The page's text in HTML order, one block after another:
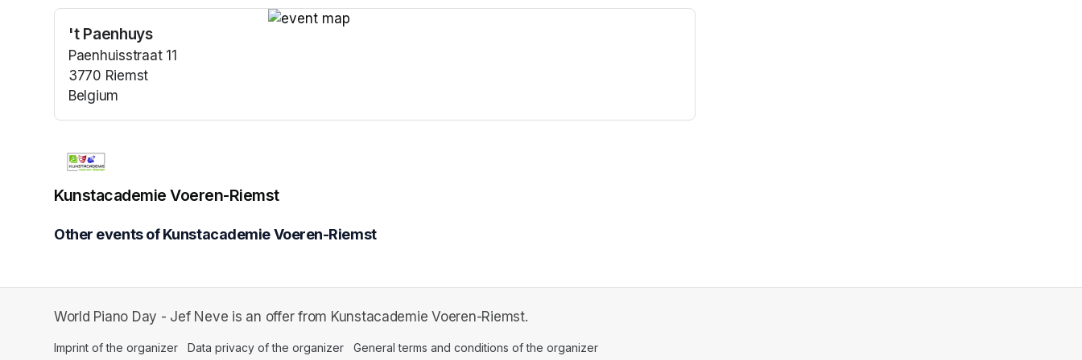
't Paenhuys
Paenhuisstraat 11
3770 Riemst
Belgium
(opens in a new tab)
Kunstacademie Voeren-Riemst
Other events of Kunstacademie Voeren-Riemst
World Piano Day - Jef Neve is an offer from Kunstacademie Voeren-Riemst.
Imprint of the organizer (opens in a new tab)
Data privacy of the organizer (opens in a new tab)
General terms and conditions of the organizer